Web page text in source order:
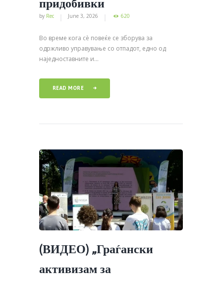
придобивки
by Rec June 3, 2026 620
Во време кога сѐ повеќе се зборува за
одржливо управување со отпадот, едно од
наједноставните и...
READ MORE
(ВИДЕО) „Граѓански
активизам за